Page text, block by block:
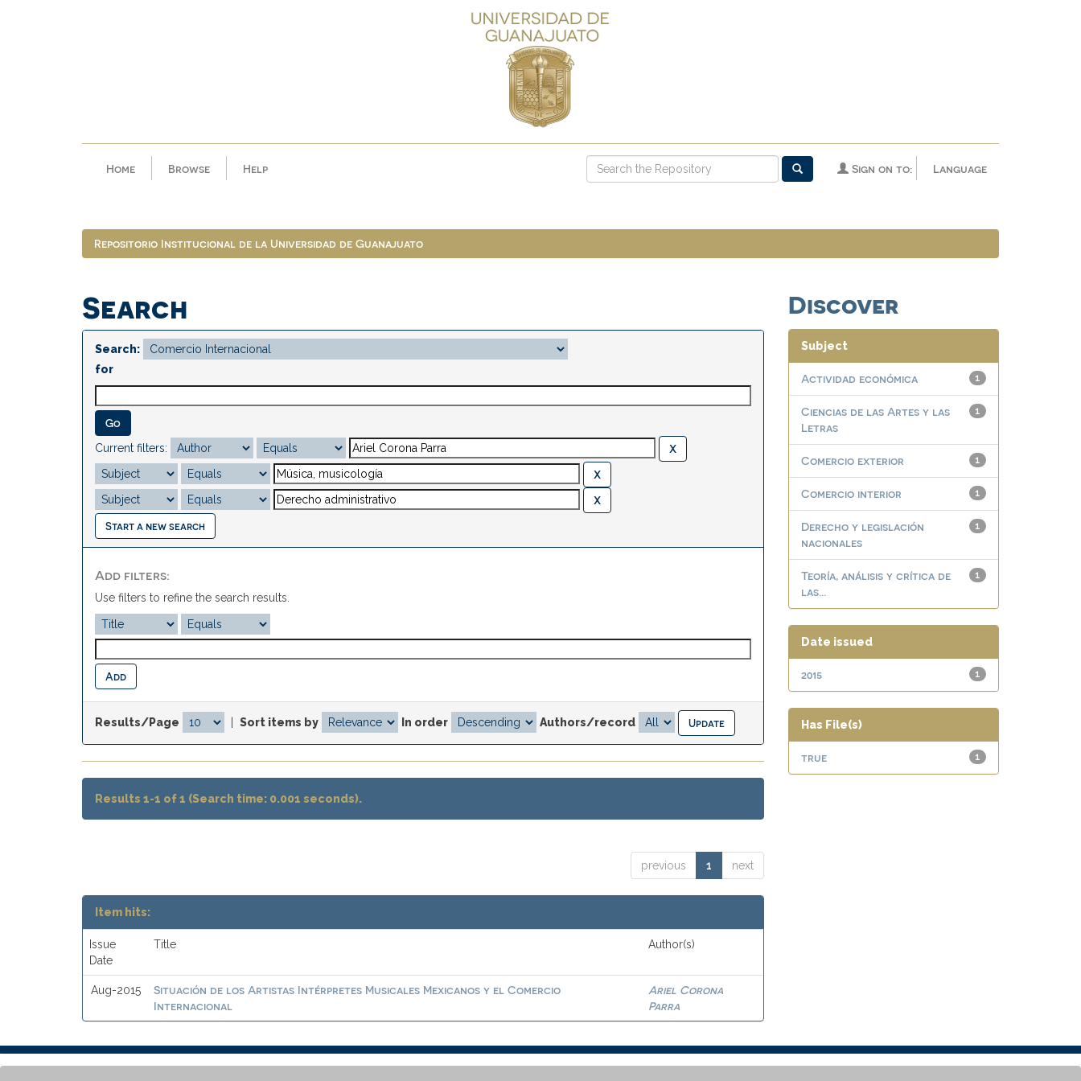
Home Browse Help Language
Sign on to:
Repositorio Institucional de la Universidad de Guanajuato
Search
Search:
for
Current filters:
Start a new search
Add filters:
Use filters to refine the search results.
Results/Page Sort items by In order Authors/record
Results 1-1 of 1 (Search time: 0.001 seconds).
previous 1 next
Item hits:
Issue
Date
Title Author(s)
Aug-2015
Situación de los Artistas Intérpretes Musicales Mexicanos y el Comercio
Internacional
Ariel Corona
Parra
Discover
Subject
1
Actividad económica
1
Ciencias de las Artes y las
Letras
1
Comercio exterior
1
Comercio interior
1
Derecho y legislación
nacionales
1
Teoría, análisis y crítica de
las...
Date issued
1
2015
Has File(s)
1
true